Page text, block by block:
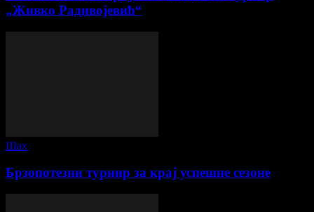
„Живко Радивојевић“
Шах
Брзопотезни турнир за крај успешне сезоне